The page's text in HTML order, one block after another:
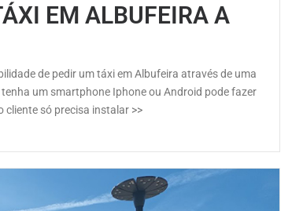
EM ALBUFEIRA A
de pedir um táxi em Albufeira através de uma
um smartphone Iphone ou Android pode fazer
cliente só precisa instalar >>